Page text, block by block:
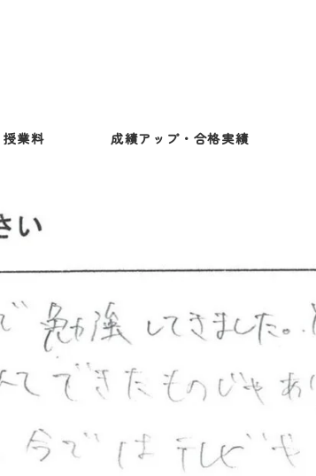
授業料 成績アップ・合格実績